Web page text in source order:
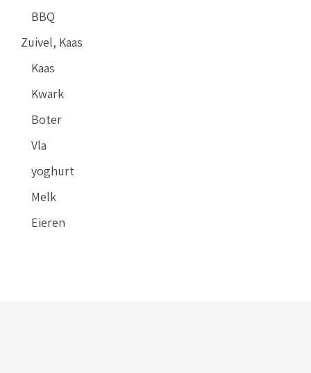
BBQ
Zuivel, Kaas
Kaas
Kwark
Boter
Vla
yoghurt
Melk
Eieren